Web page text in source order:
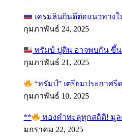
เครมลินยินดีต่อแนวทาง
กุมภาพันธ์ 24, 2025
ทรัมป์-ปูติน อาจพบกัน ขึ้
กุมภาพันธ์ 21, 2025
“ทรัมป์” เตรียมประกาศ
กุมภาพันธ์ 10, 2025
** ทองคำทะลุทุกสถิติ! มูล
มกราคม 22, 2025